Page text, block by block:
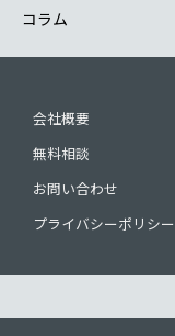
コラム
会社概要
無料相談
お問い合わせ
プライバシーポリシー